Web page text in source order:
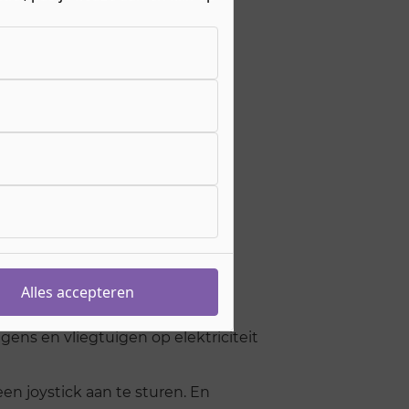
tegemoet!
en vliegtuigen op elektriciteit
joystick aan te sturen. En
Alles accepteren